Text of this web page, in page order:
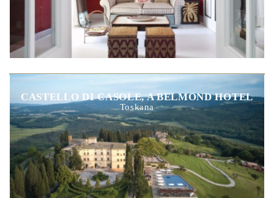
CASTELLO DI CASOLE, A BELMOND HOTEL
Toskana